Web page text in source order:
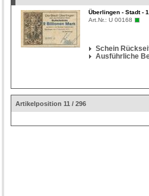
Überlingen - Stadt -
Art.Nr.: U 00168
Schein
Ausführliche
Artikelposition 11 / 296